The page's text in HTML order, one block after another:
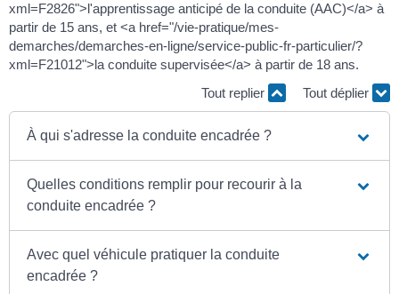
xml=F2826">l'apprentissage anticipé de la conduite (AAC)</a> à
partir de 15 ans, et <a href="/vie-pratique/mes-
demarches/demarches-en-ligne/service-public-fr-particulier/?
xml=F21012">la conduite supervisée</a> à partir de 18 ans.
Tout replier
Tout déplier
À qui s'adresse la conduite encadrée ?
Quelles conditions remplir pour recourir à la
conduite encadrée ?
Avec quel véhicule pratiquer la conduite
encadrée ?